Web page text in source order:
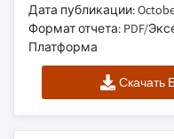
Дата публикации:
Формат отчета: PDF/
Платформа
Скачать